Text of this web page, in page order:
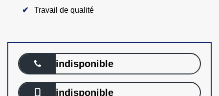
Travail de qualité
indisponible
indisponible